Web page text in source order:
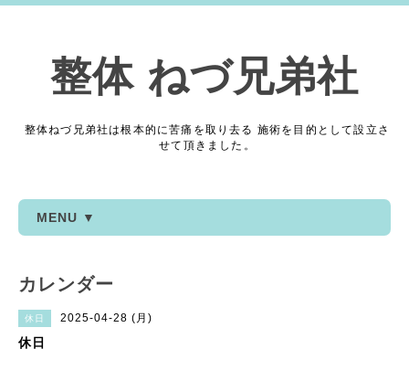
整体 ねづ兄弟社
整体ねづ兄弟社は根本的に苦痛を取り去る 施術を目的として設立さ
せて頂きました。
MENU ▼
カレンダー
休日 2025-04-28 (月)
休日